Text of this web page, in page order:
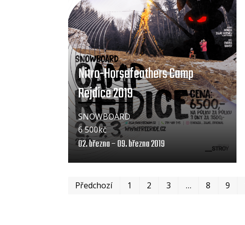
Nitro-Horsefeathers Camp
Rejdice 2019
02. března – 09. března 2019
6 500kč
SNOWBOARD
Předchozí 1 2 3 … 8 9